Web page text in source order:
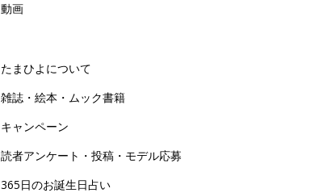
動画
たまひよについて
雑誌・絵本・ムック書籍
キャンペーン
読者アンケート・投稿・モデル応募
365日のお誕生日占い